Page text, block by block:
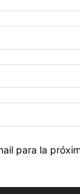
para la